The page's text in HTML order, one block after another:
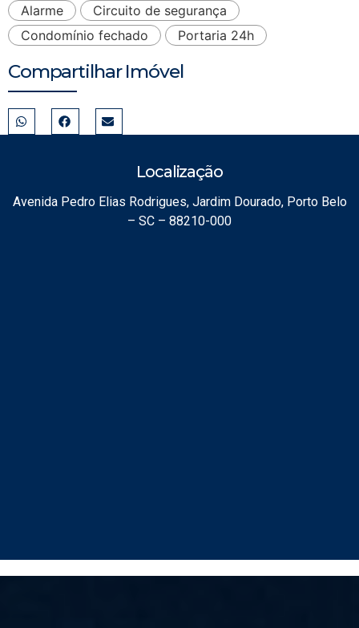
Alarme
Circuito de segurança
Condomínio fechado
Portaria 24h
Compartilhar Imóvel
Localização
Avenida Pedro Elias Rodrigues, Jardim Dourado, Porto Belo
– SC – 88210-000